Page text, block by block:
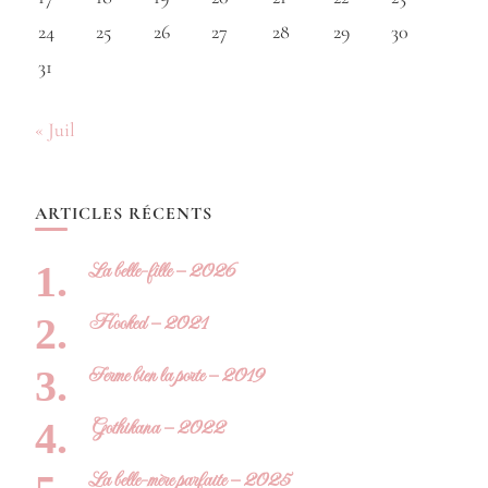
24
25 26 27 28 29
30
31
« Juil
ARTICLES RÉCENTS
La belle-fille – 2026
Hooked – 2021
Ferme bien la porte – 2019
Gothikana – 2022
La belle-mère parfaite – 2025